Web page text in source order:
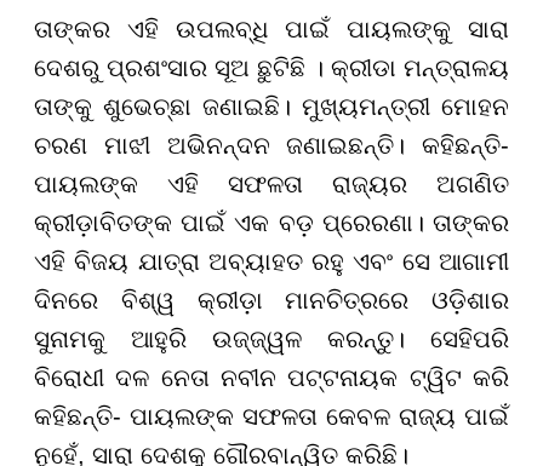
ତାଙ୍କର ଏହି ଉପଲବ୍ଧି ପାଇଁ ପାୟଲଙ୍କୁ ସାରା
ଦେଶରୁ ପ୍ରଶଂସାର ସୂଅ ଛୁଟିଛି । କ୍ରୀଡା ମନ୍ତ୍ରାଳୟ
ତାଙ୍କୁ ଶୁଭେଚ୍ଛା ଜଣାଇଛି। ମୁଖ୍ୟମନ୍ତ୍ରୀ ମୋହନ
ଚରଣ ମାଝୀ ଅଭିନନ୍ଦନ ଜଣାଇଛନ୍ତି। କହିଛନ୍ତି-
ପାୟଲଙ୍କ ଏହି ସଫଳତା ରାଜ୍ୟର ଅଗଣିତ
କ୍ରୀଡ଼ାବିତଙ୍କ ପାଇଁ ଏକ ବଡ଼ ପ୍ରେରଣା। ତାଙ୍କର
ଏହି ବିଜୟ ଯାତ୍ରା ଅବ୍ୟାହତ ରହୁ ଏବଂ ସେ ଆଗାମୀ
ଦିନରେ ବିଶ୍ୱ କ୍ରୀଡ଼ା ମାନଚିତ୍ରରେ ଓଡ଼ିଶାର
ସୁନାମକୁ ଆହୁରି ଉଜ୍ଜ୍ୱଳ କରନ୍ତୁ। ସେହିପରି
ବିରୋଧୀ ଦଳ ନେତା ନବୀନ ପଟ୍ଟନାୟକ ଟ୍ୱିଟ କରି
କହିଛନ୍ତି- ପାୟଲଙ୍କ ସଫଳତା କେବଳ ରାଜ୍ୟ ପାଇଁ
ନୁହେଁ, ସାରା ଦେଶକୁ ଗୌରବାନ୍ୱିତ କରିଛି।